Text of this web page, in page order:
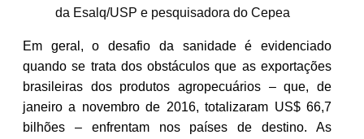
da Esalq/USP e pesquisadora do Cepea
Em geral, o desafio da sanidade é evidenciado
quando se trata dos obstáculos que as exportações
brasileiras dos produtos agropecuários – que, de
janeiro a novembro de 2016, totalizaram US$ 66,7
bilhões – enfrentam nos países de destino. As